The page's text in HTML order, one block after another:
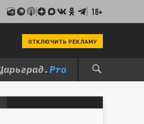
18+
ОТКЛЮЧИТЬ РЕКЛАМУ